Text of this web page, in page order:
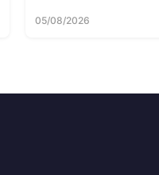
05/08/2026